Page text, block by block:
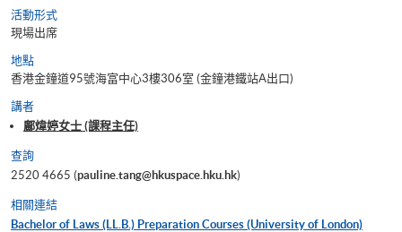
活動形式
現場出席
地點
香港金鐘道95號海富中心3樓306室 (金鐘港鐵站A出口)
講者
鄺煒婷女士 (課程主任)
查詢
2520 4665 (pauline.tang@hkuspace.hku.hk)
相關連結
Bachelor of Laws (LL.B.) Preparation Courses (University of London)